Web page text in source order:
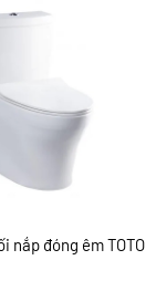
nắp đóng êm TOTO